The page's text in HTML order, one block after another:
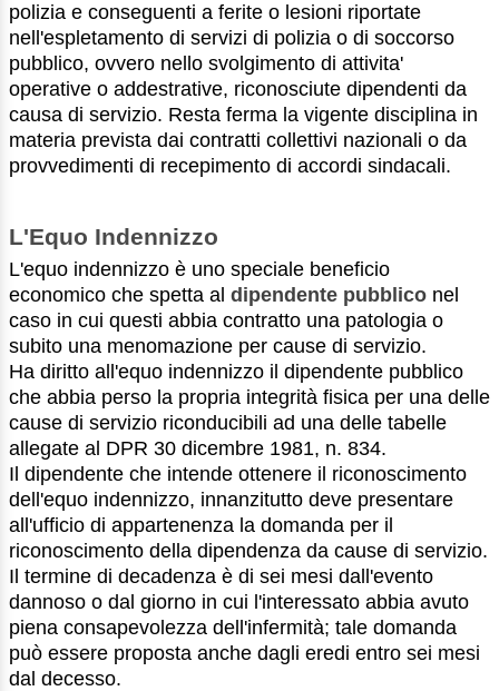
polizia e conseguenti a ferite o lesioni riportate
nell'espletamento di servizi di polizia o di soccorso
pubblico, ovvero nello svolgimento di attivita'
operative o addestrative, riconosciute dipendenti da
causa di servizio. Resta ferma la vigente disciplina in
materia prevista dai contratti collettivi nazionali o da
provvedimenti di recepimento di accordi sindacali.
L'Equo Indennizzo
L'equo indennizzo è uno speciale beneficio
economico che spetta al dipendente pubblico nel
caso in cui questi abbia contratto una patologia o
subito una menomazione per cause di servizio.
Ha diritto all'equo indennizzo il dipendente pubblico
che abbia perso la propria integrità fisica per una delle
cause di servizio riconducibili ad una delle tabelle
allegate al DPR 30 dicembre 1981, n. 834.
Il dipendente che intende ottenere il riconoscimento
dell'equo indennizzo, innanzitutto deve presentare
all'ufficio di appartenenza la domanda per il
riconoscimento della dipendenza da cause di servizio.
Il termine di decadenza è di sei mesi dall'evento
dannoso o dal giorno in cui l'interessato abbia avuto
piena consapevolezza dell'infermità; tale domanda
può essere proposta anche dagli eredi entro sei mesi
dal decesso.